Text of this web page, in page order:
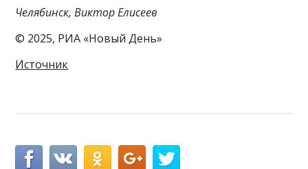
Челябинск, Виктор Елисеев
© 2025, РИА «Новый День»
Источник